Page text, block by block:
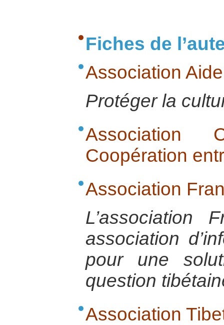
Fiches de
Association
Protéger la
Association
Coopération
Association
L’association
association
pour une
question
Association